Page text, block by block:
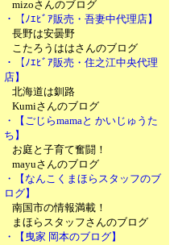
mizoさんのブログ
・【ﾉｴﾋﾞｱ販売・吾妻中代理店】
長野は安曇野
こたろうははさんのブログ
・【ﾉｴﾋﾞｱ販売・住之江中央代理
店】
北海道は釧路
Kumiさんのブログ
・【ごじらmamaと かいじゅうた
ち】
お庭と子育て奮闘！
mayuさんのブログ
・【なんこくまほらスタッフのブ
ログ】
南国市の情報満載！
まほらスタッフさんのブログ
・【曳家 岡本のブログ】